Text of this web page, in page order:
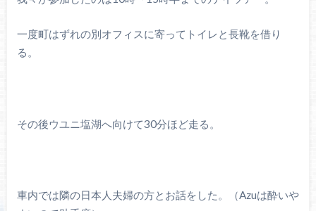
一度町はずれの別オフィスに寄ってトイレと長靴を借り
る。
その後ウユニ塩湖へ向けて30分ほど走る。
車内では隣の日本人夫婦の方とお話をした。（Azuは酔いや